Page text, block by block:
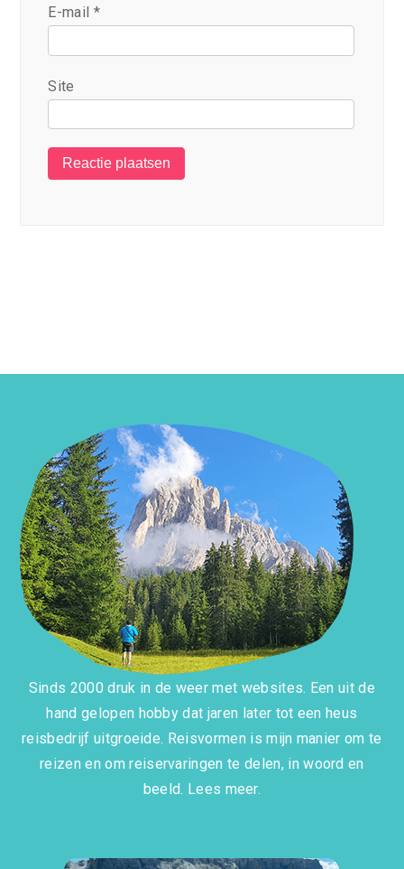
E-mail *
Site
Sinds 2000 druk in de weer met websites. Een uit de
hand gelopen hobby dat jaren later tot een heus
reisbedrijf uitgroeide. Reisvormen is mijn manier om te
reizen en om reiservaringen te delen, in woord en
beeld. Lees meer.